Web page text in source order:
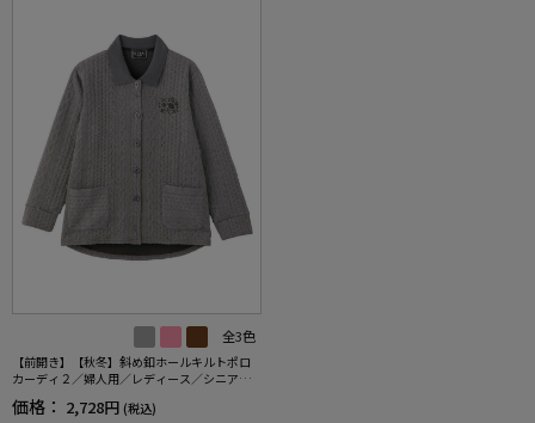
全3色
【前開き】【秋冬】斜め釦ホールキルトポロ
カーディ２／婦人用／レディース／シニア／
高齢者／おしゃれ／ギフト／プレゼント 【C
F】
価格： 2,728円 (税込)